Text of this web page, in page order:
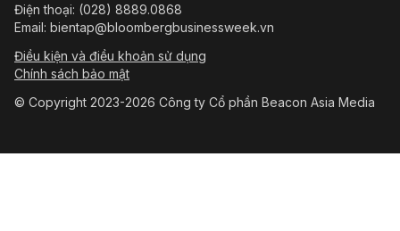
Điện thoại: (028) 8889.0868
Email: bientap@bloombergbusinessweek.vn
Điều kiện và điều khoản sử dụng
Chính sách bảo mật
© Copyright 2023-2026 Công ty Cổ phần Beacon Asia Media